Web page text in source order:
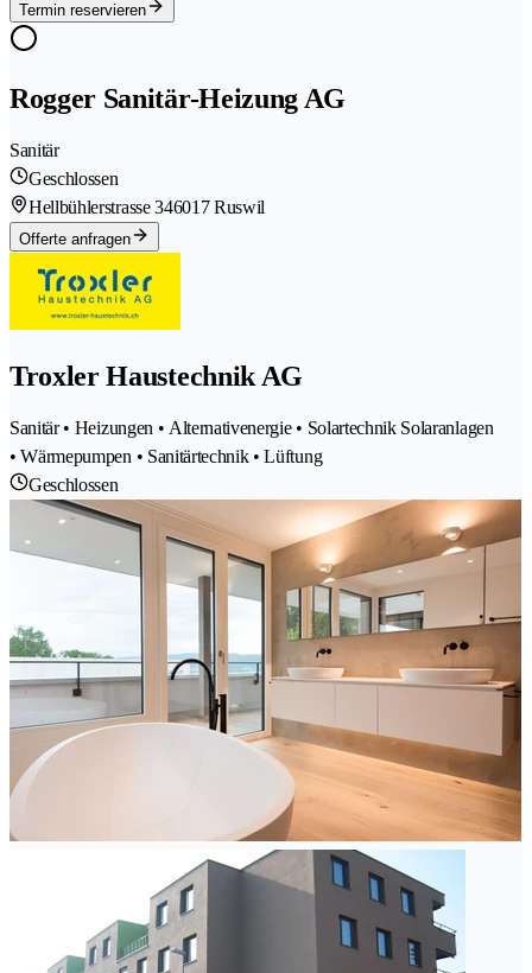
Termin reservieren
Rogger Sanitär-Heizung AG
Sanitär
Geschlossen
Hellbühlerstrasse 346017 Ruswil
Offerte anfragen
Troxler Haustechnik AG
Sanitär • Heizungen • Alternativenergie • Solartechnik Solaranlagen
• Wärmepumpen • Sanitärtechnik • Lüftung
Geschlossen